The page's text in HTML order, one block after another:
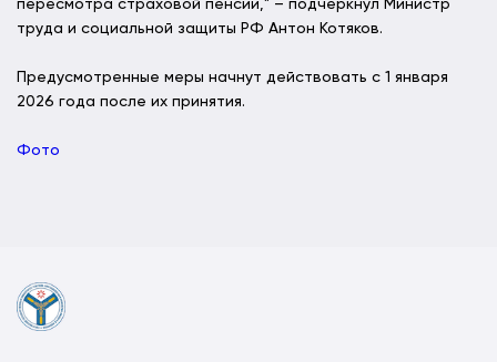
пересмотра страховой пенсии," – подчеркнул Министр
труда и социальной защиты РФ Антон Котяков.
Предусмотренные меры начнут действовать с 1 января
2026 года после их принятия.
Фото